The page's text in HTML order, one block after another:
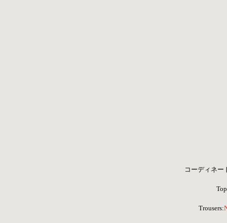
コーディネ
Trousers: